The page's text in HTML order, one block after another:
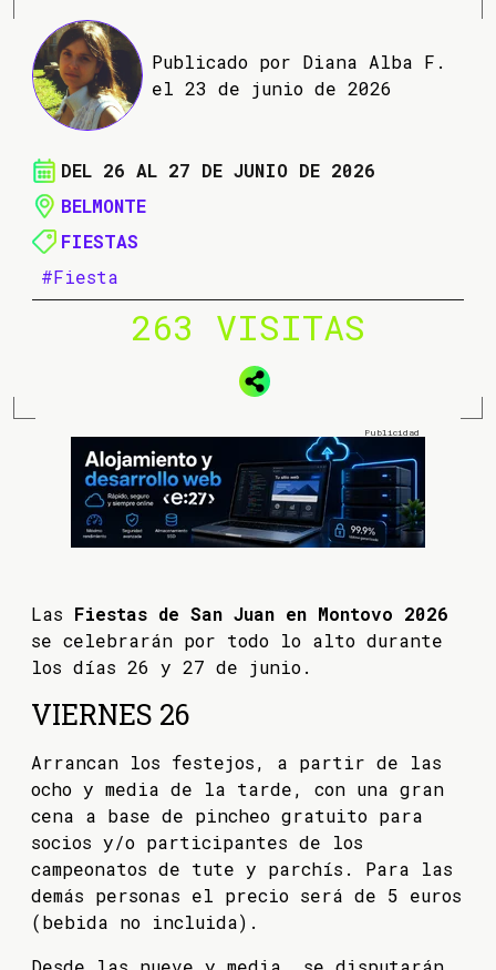
Publicado por Diana Alba F.
el 23 de junio de 2026
DEL 26 AL 27 DE JUNIO DE 2026
BELMONTE
FIESTAS
#Fiesta
263 VISITAS
Las Fiestas de San Juan en Montovo 2026
se celebrarán por todo lo alto durante
los días 26 y 27 de junio.
VIERNES 26
Arrancan los festejos, a partir de las
ocho y media de la tarde, con una gran
cena a base de pincheo gratuito para
socios y/o participantes de los
campeonatos de tute y parchís. Para las
demás personas el precio será de 5 euros
(bebida no incluida).